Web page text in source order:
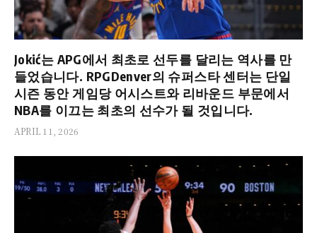
Jokić는 APG에서 최초로 선두를 달리는 역사를 만
들었습니다. RPGDenver의 슈퍼스타 센터는 단일
시즌 동안 게임당 어시스트와 리바운드 부문에서
NBA를 이끄는 최초의 선수가 될 것입니다.
APRIL 11, 2026